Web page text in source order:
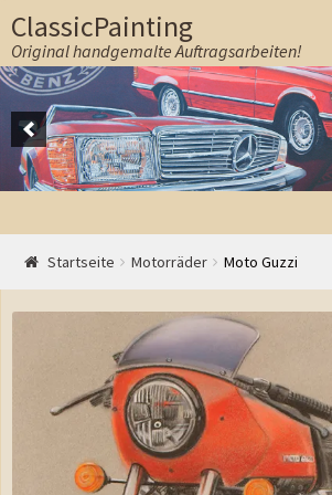
ClassicPainting
Original handgemalte Auftragsarbeiten!
StartStartseite Motorräder Moto Guzzi